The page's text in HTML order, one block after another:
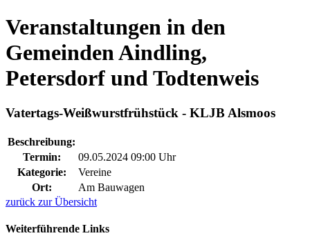
Veranstaltungen in den
Gemeinden Aindling,
Petersdorf und Todtenweis
Vatertags-Weißwurstfrühstück - KLJB Alsmoos
Beschreibung:
Termin:
09.05.2024 09:00 Uhr
Kategorie:
Vereine
Ort:
Am Bauwagen
zurück zur Übersicht
Weiterführende Links